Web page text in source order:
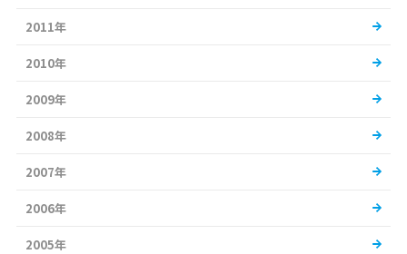
2011年
2010年
2009年
2008年
2007年
2006年
2005年